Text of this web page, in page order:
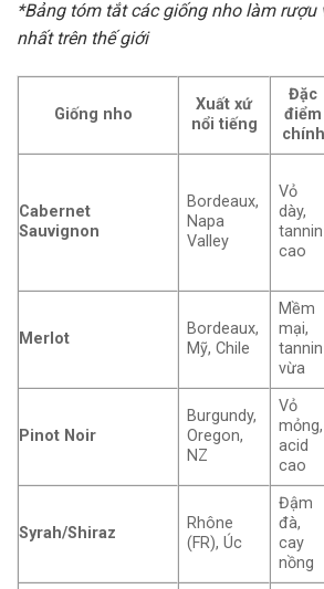
*Bảng tóm tắt các giống nho làm rượu
nhất trên thế giới
Giống nho
Xuất xứ
nổi tiếng
Đặc
điểm
chính
Cabernet
Sauvignon
Bordeaux,
Napa
Valley
Vỏ
dày,
tannin
cao
Merlot
Bordeaux,
Mỹ, Chile
Mềm
mại,
tannin
vừa
Pinot Noir
Burgundy,
Oregon,
NZ
Vỏ
mỏng,
acid
cao
Syrah/Shiraz
Rhône
(FR), Úc
Đậm
đà,
cay
nồng